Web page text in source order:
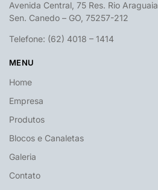
Avenida Central, 75 Res. Rio Araguaia,
Sen. Canedo – GO, 75257-212
Telefone: (62) 4018 – 1414
MENU
Home
Empresa
Produtos
Blocos e Canaletas
Galeria
Contato